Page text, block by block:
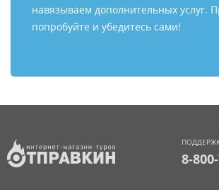
навязываем дополнительных услуг.
попробуйте и убедитесь сами!
8-